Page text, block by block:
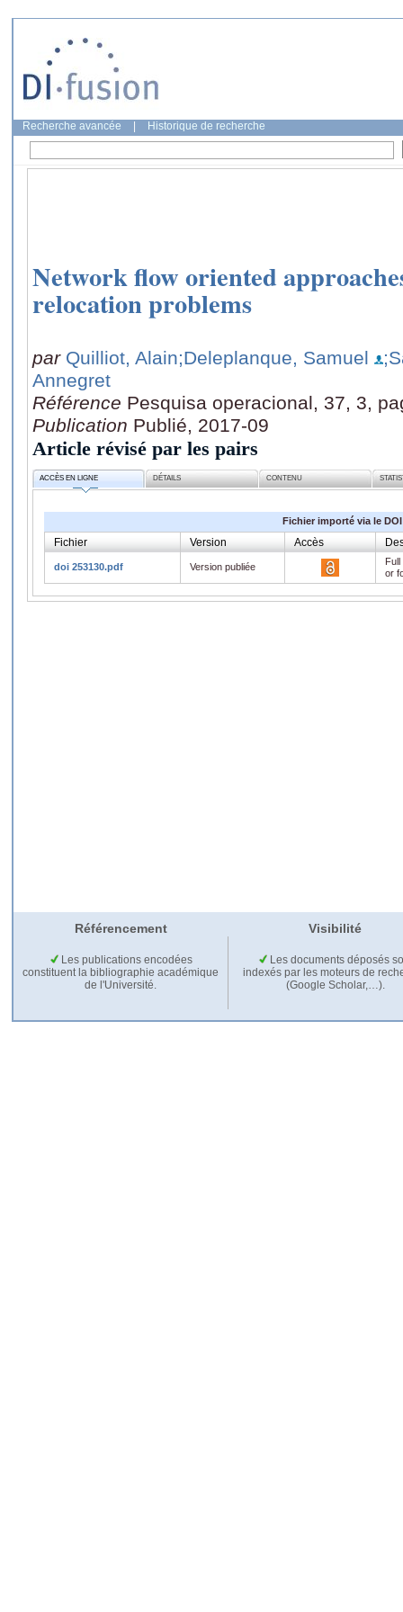
Recherche avancée Historique de recherche
Network flow oriented
relocation problems
par Quilliot, Alain;Deleplanque, Samuel
Annegret
Référence Pesquisa operacional, 37, 3,
Publication Publié, 2017-09
Article révisé par les pairs
ACCÈS EN LIGNE DÉTAILS CONTENU
Fichier importé via le DOI
Fichier Version Accès
doi 253130.pdf Version publiée
or
Référencement Visibilité
Les publications encodées
constituent la bibliographie académique
de l'Université.
Les documents déposés
indexés par les moteurs de
(Google Scholar,…).